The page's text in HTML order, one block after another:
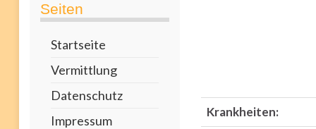
Seiten
Startseite
Vermittlung
Datenschutz
Impressum
Krankheiten: